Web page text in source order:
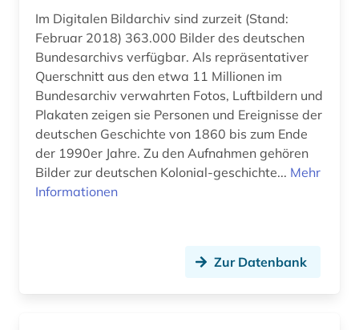
carl de (1)
cartoon (1)
caspar david (3)
charles (1)
chemical apparatus (1)
chemical engineering - equipment and
Im Digitalen Bildarchiv sind zurzeit (Stand:
Februar 2018) 363.000 Bilder des deutschen
Bundesarchivs verfügbar. Als repräsentativer
Querschnitt aus den etwa 11 Millionen im
Bundesarchiv verwahrten Fotos, Luftbildern und
Plakaten zeigen sie Personen und Ereignisse der
deutschen Geschichte von 1860 bis zum Ende
der 1990er Jahre. Zu den Aufnahmen gehören
Bilder zur deutschen Kolonial-geschichte... Mehr
Informationen
Zur Datenbank